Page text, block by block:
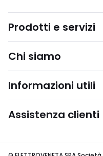
Prodotti e servizi
Chi siamo
Informazioni utili
Assistenza clienti